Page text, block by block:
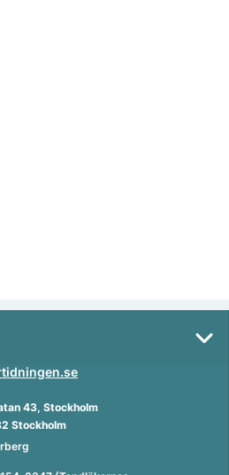
43, Stockholm
Stockholm